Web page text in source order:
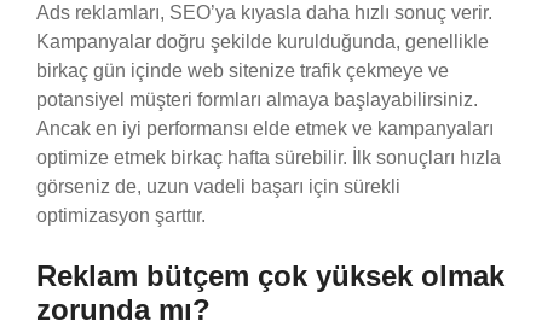
Ads reklamları, SEO’ya kıyasla daha hızlı sonuç verir.
Kampanyalar doğru şekilde kurulduğunda, genellikle
birkaç gün içinde web sitenize trafik çekmeye ve
potansiyel müşteri formları almaya başlayabilirsiniz.
Ancak en iyi performansı elde etmek ve kampanyaları
optimize etmek birkaç hafta sürebilir. İlk sonuçları hızla
görseniz de, uzun vadeli başarı için sürekli
optimizasyon şarttır.
Reklam bütçem çok yüksek olmak
zorunda mı?